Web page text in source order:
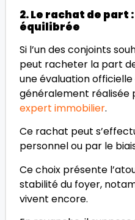
2. Le rachat de part
équilibrée
Si l’un des conjoints
peut racheter la part
une évaluation
généralement réalisée
expert immobilier.
Ce rachat peut
personnel ou par le
Ce choix présente
stabilité du foyer,
vivent encore.